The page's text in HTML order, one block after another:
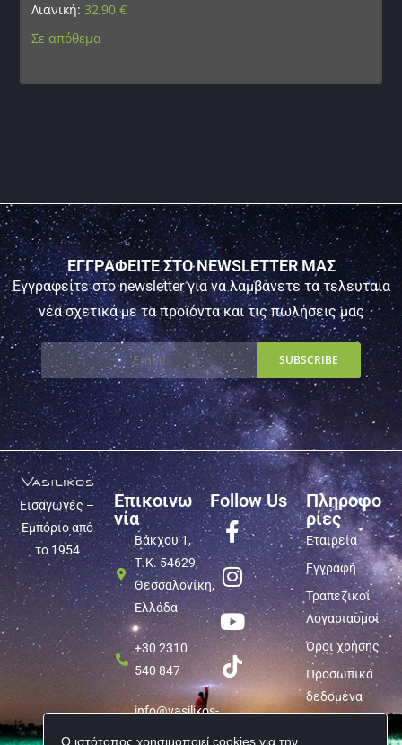
Ο ιστότοπος χρησιμοποιεί cookies για την
Λιανική: 32,90€
Σε απόθεμα
ΕΓΓΡΑΦΕΙΤΕ ΣΤΟ NEWSLETTER ΜΑΣ
Εγγραφείτε στο newsletter για να λαμβάνετε τα τελευταία
νέα σχετικά με τα προϊόντα και τις πωλήσεις μας
Εισαγωγές –
Εμπόριο από
το 1954
Επικοινω
νία
Βάκχου 1,
Τ.Κ. 54629,
Θεσσαλονίκη,
Ελλάδα
+30 2310
540 847
info@vasilikos-
Follow Us
Πληροφο
ρίες
Εταιρεία
Εγγραφή
Τραπεζικοί
Λογαριασμοί
Όροι χρήσης
Προσωπικά
δεδομένα